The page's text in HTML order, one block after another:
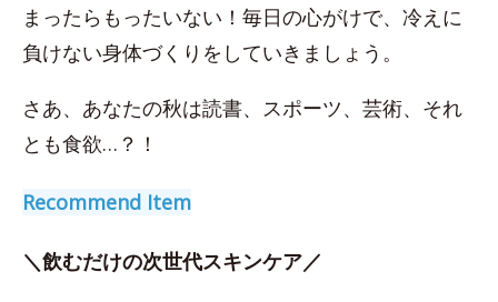
まったらもったいない！毎日の心がけで、冷えに
負けない身体づくりをしていきましょう。
さあ、あなたの秋は読書、スポーツ、芸術、それ
とも食欲…？！
Recommend Item
＼飲むだけの次世代スキンケア／